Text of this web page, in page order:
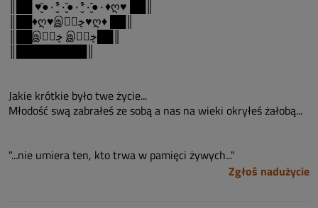
║██ ♥●̮̑۰*۰̮̑●̮̑۰*۰̮̑●̮̑۰♦ღ♥ ██║
║██♦ღ♥இڿڰۣ♥ღ♦ ██║
Jakie krótkie było twe życie...
Młodość swą zabrałeś ze sobą a nas na wieki okryłeś żałobą...
"...nie umiera ten, kto trwa w pamięci żywych..."
Zgłoś nadużycie